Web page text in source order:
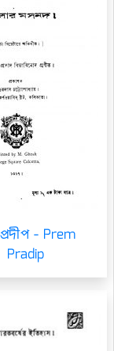
প্রদীপ - Prem
Pradip